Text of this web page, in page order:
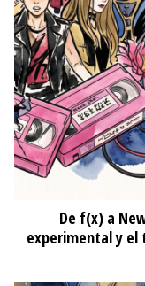
De f(x) a
experimental y